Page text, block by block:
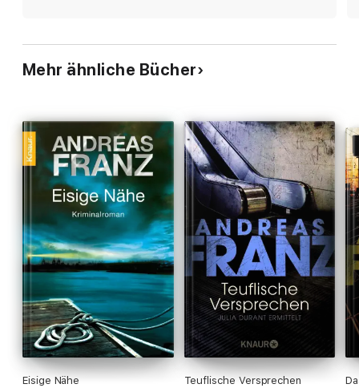
Mehr ähnliche Bücher
Eisige Nähe Teuflische Versprechen